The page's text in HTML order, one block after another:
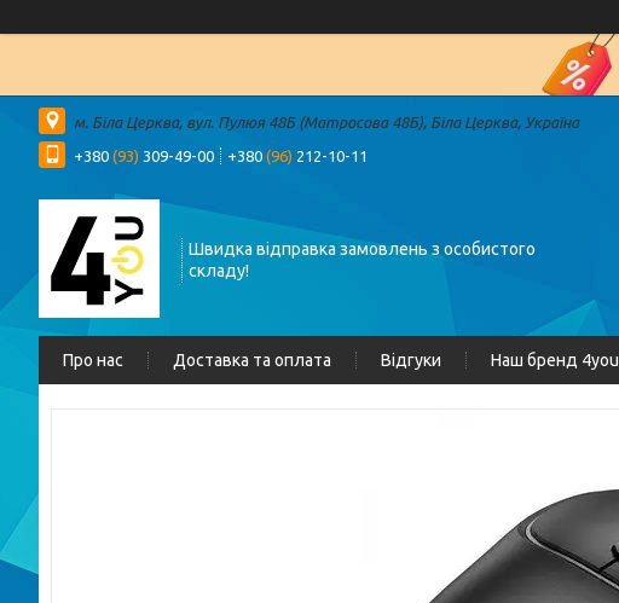
м. Біла Церква, вул. Пулюя 48Б (Матросова 48Б), Біла Церква, Україна
+380 (93) 309-49-00 +380 (96) 212-10-11
Швидка відправка замовлень з особистого
складу!
Про нас Доставка та оплата Відгуки Наш бренд 4you